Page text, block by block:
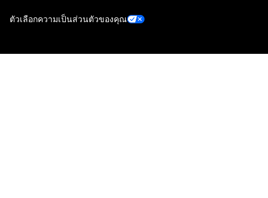
ตัวเลือกความเป็นส่วนตัวของคุณ